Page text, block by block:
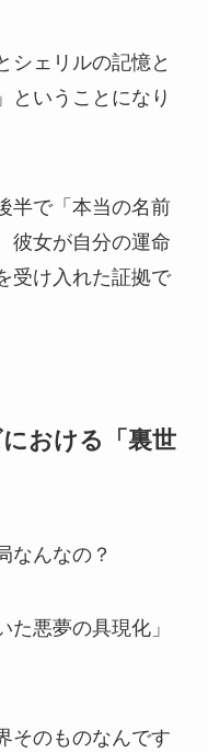
シェリルの記憶と
ということになり
半で「本当の名前
彼女が自分の運命
受け入れた証拠で
おける「裏世
なんなの？
悪夢の具現化」
そのものなんです